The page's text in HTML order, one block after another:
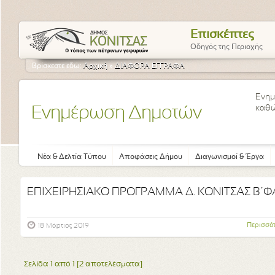
Επισκέπτες
Οδηγός της Περιοχής
Βρίσκεστε εδώ:Αρχική » ΔΙΑΦΟΡΑ ΕΓΓΡΑΦΑ
Ενημέρωση Δημοτών
Νέα & Δελτία Τύπου Αποφάσεις Δήμου Διαγωνισμοί & Έργα
ΕΠΙΧΕΙΡΗΣΙΑΚΟ ΠΡΟΓΡΑΜΜΑ Δ. ΚΟΝΙΤΣΑΣ
18 Μάρτιος 2019
Σελίδα 1 από 1 [2 αποτελέσματα]